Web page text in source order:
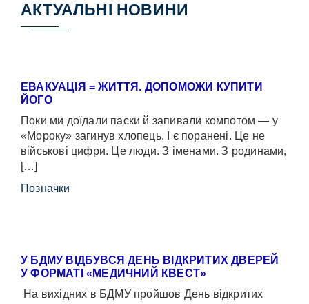
АКТУАЛЬНІ НОВИНИ
ЕВАКУАЦІЯ = ЖИТТЯ. ДОПОМОЖИ КУПИТИ
ЙОГО
Поки ми доїдали паски й запивали компотом — у
«Мороку» загинув хлопець. І є поранені. Це не
військові цифри. Це люди. З іменами. З родинами,
[…]
Позначки
У БДМУ ВІДБУВСЯ ДЕНЬ ВІДКРИТИХ ДВЕРЕЙ
У ФОРМАТІ «МЕДИЧНИЙ КВЕСТ»
На вихідних в БДМУ пройшов День відкритих